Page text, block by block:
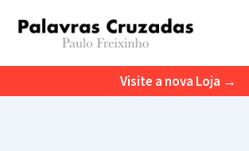
Visite a nova Loja →